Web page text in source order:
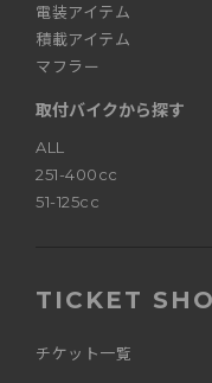
電装アイテム
積載アイテム
マフラー
取付バイクから探す
ALL
251-400cc
51-125cc
TICKET
チケット一覧